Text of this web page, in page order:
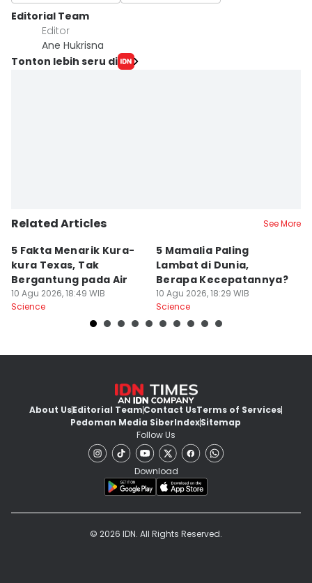
Editorial Team
Editor
Ane Hukrisna
Tonton lebih seru di
Related Articles See More
5 Fakta Menarik Kura-
kura Texas, Tak
Bergantung pada Air
10 Agu 2026, 18:49 WIB
Science
5 Mamalia Paling
Lambat di Dunia,
Berapa Kecepatannya?
10 Agu 2026, 18:29 WIB
Science
About UsEditorial TeamContact UsTerms of Services
Pedoman Media SiberIndexSitemap
Follow Us
Download
© 2026 IDN. All Rights Reserved.